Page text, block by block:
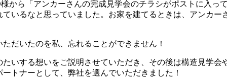
から「アンカーさんの完成見学会のチラシがポストに入っ
いるなと思っていました。お家を建てるときは、アンカー
だいたのを私、忘れることができません！
いする想いをご説明させていただき、その後は構造見学会
トナーとして、弊社を選んでいただきました！